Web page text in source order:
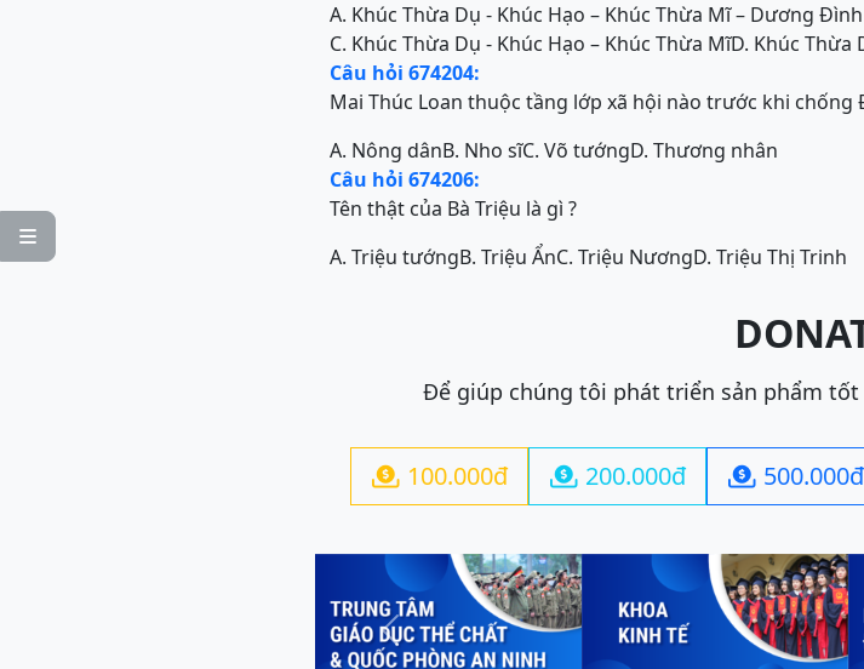

A. Khúc Thừa Dụ - Khúc Hạo – Khúc Thừa Mĩ – Dương
C. Khúc Thừa Dụ - Khúc Hạo – Khúc Thừa MĩD. Khúc Thừa
Câu hỏi 674204:
Mai Thúc Loan thuộc tầng lớp xã hội nào trước khi chống
A. Nông dânB. Nho sĩC. Võ tướngD. Thương nhân
Câu hỏi 674206:
Tên thật của Bà Triệu là gì ?
A. Triệu tướngB. Triệu ẨnC. Triệu NươngD. Triệu Thị Trinh
Để giúp chúng tôi phát triển sản phẩm
 100.000đ  200.000đ  500.000đ
Previous